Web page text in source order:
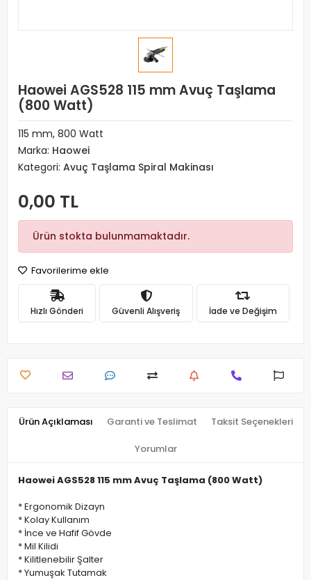
Haowei AGS528 115 mm Avuç Taşlama
(800 Watt)
115 mm, 800 Watt
Marka: Haowei
Kategori: Avuç Taşlama Spiral Makinası
0,00 TL
Ürün stokta bulunmamaktadır.
Favorilerime ekle
Hızlı Gönderi Güvenli Alışveriş İade ve Değişim
Ürün Açıklaması Garanti ve Teslimat Taksit Seçenekleri
Yorumlar
Haowei AGS528 115 mm Avuç Taşlama (800 Watt)
* Ergonomik Dizayn
* Kolay Kullanım
* İnce ve Hafif Gövde
* Mil Kilidi
* Kilitlenebilir Şalter
* Yumuşak Tutamak